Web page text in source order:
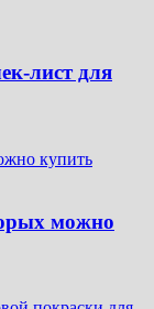
для
можно